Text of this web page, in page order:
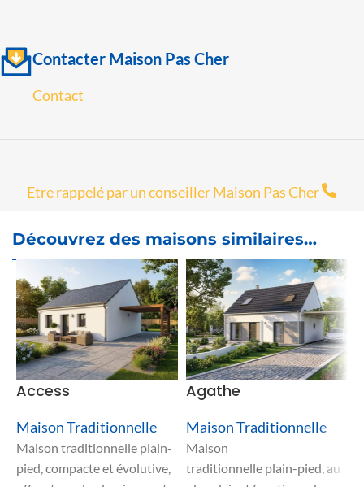
Contacter Maison Pas Cher
Contact
Etre rappelé par un conseiller Maison Pas Cher
Découvrez des maisons similaires…
Access
Maison Traditionnelle
Maison traditionnelle plain-
pied, compacte et évolutive,
Agathe
Maison Traditionnelle
Maison
traditionnelle plain-pied, au